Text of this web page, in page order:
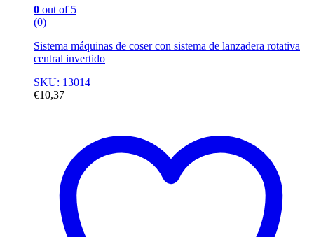
0 out of 5
(0)
Sistema máquinas de coser con sistema de lanzadera rotativa
central invertido
SKU: 13014
€10,37